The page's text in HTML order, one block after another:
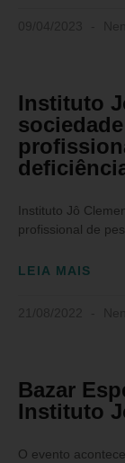
Instituto
Instituto Jô
profissional de
LEIA MAIS
Bazar
Instituto
O evento